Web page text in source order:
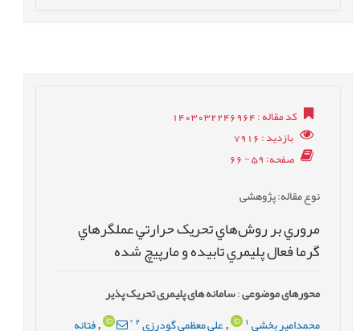
کد مقاله: 1403032246964
بازدید: 7916
صفحه: 59 - 66
نوع مقاله: پژوهشی
مروري بر روش‌هاي تحريک حرارتي عملگرهاي
گرما فعال پليمري تابيده و مارپيچ شده
محورهای موضوعی:سامانه های پلیمری تحریک پذیر
محمدامیر بخشی
,علی معظمی گودرزی 2
*
,فتانه